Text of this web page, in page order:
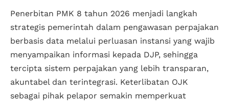
Penerbitan PMK 8 tahun 2026 menjadi langkah
strategis pemerintah dalam pengawasan perpajakan
berbasis data melalui perluasan instansi yang wajib
menyampaikan informasi kepada DJP, sehingga
tercipta sistem perpajakan yang lebih transparan,
akuntabel dan terintegrasi. Keterlibatan OJK
sebagai pihak pelapor semakin memperkuat